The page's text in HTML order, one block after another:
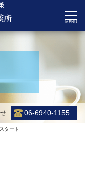
06-6940-1155
タート